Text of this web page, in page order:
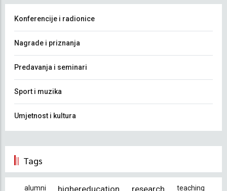
Konferencije i radionice
Nagrade i priznanja
Predavanja i seminari
Sport i muzika
Umjetnost i kultura
Tags
alumni
teaching